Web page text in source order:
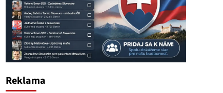
Reklama